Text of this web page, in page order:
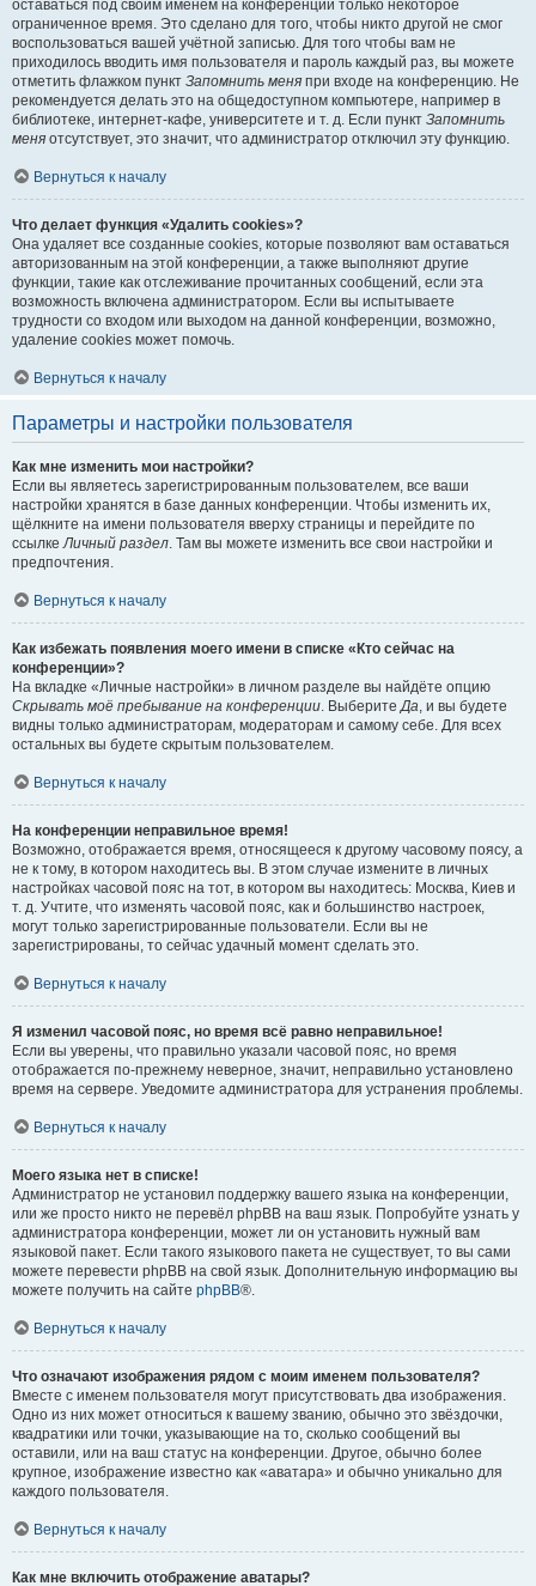
оставаться под своим именем на конференции только некоторое
ограниченное время. Это сделано для того, чтобы никто другой не смог
воспользоваться вашей учётной записью. Для того чтобы вам не
приходилось вводить имя пользователя и пароль каждый раз, вы можете
отметить флажком пункт Запомнить меня при входе на конференцию. Не
рекомендуется делать это на общедоступном компьютере, например в
библиотеке, интернет-кафе, университете и т. д. Если пункт Запомнить
меня отсутствует, это значит, что администратор отключил эту функцию.
Вернуться к началу
Что делает функция «Удалить cookies»?
Она удаляет все созданные cookies, которые позволяют вам оставаться
авторизованным на этой конференции, а также выполняют другие
функции, такие как отслеживание прочитанных сообщений, если эта
возможность включена администратором. Если вы испытываете
трудности со входом или выходом на данной конференции, возможно,
удаление cookies может помочь.
Вернуться к началу
Параметры и настройки пользователя
Как мне изменить мои настройки?
Если вы являетесь зарегистрированным пользователем, все ваши
настройки хранятся в базе данных конференции. Чтобы изменить их,
щёлкните на имени пользователя вверху страницы и перейдите по
ссылкеЛичный раздел. Там вы можете изменить все свои настройки и
предпочтения.
Вернуться к началу
Как избежать появления моего имени в списке «Кто сейчас на
конференции»?
На вкладке «Личные настройки» в личном разделе вы найдёте опцию
Скрывать моё пребывание на конференции. ВыберитеДа, и вы будете
видны только администраторам, модераторам и самому себе. Для всех
остальных вы будете скрытым пользователем.
Вернуться к началу
На конференции неправильное время!
Возможно, отображается время, относящееся к другому часовому поясу, а
не к тому, в котором находитесь вы. В этом случае измените в личных
настройках часовой пояс на тот, в котором вы находитесь: Москва, Киев и
т. д. Учтите, что изменять часовой пояс, как и большинство настроек,
могут только зарегистрированные пользователи. Если вы не
зарегистрированы, то сейчас удачный момент сделать это.
Вернуться к началу
Я изменил часовой пояс, но время всё равно неправильное!
Если вы уверены, что правильно указали часовой пояс, но время
отображается по-прежнему неверное, значит, неправильно установлено
время на сервере. Уведомите администратора для устранения проблемы.
Вернуться к началу
Моего языка нет в списке!
Администратор не установил поддержку вашего языка на конференции,
или же просто никто не перевёл phpBB на ваш язык. Попробуйте узнать у
администратора конференции, может ли он установить нужный вам
языковой пакет. Если такого языкового пакета не существует, то вы сами
можете перевести phpBB на свой язык. Дополнительную информацию вы
можете получить на сайте phpBB®.
Вернуться к началу
Что означают изображения рядом с моим именем пользователя?
Вместе с именем пользователя могут присутствовать два изображения.
Одно из них может относиться к вашему званию, обычно это звёздочки,
квадратики или точки, указывающие на то, сколько сообщений вы
оставили, или на ваш статус на конференции. Другое, обычно более
крупное, изображение известно как «аватара» и обычно уникально для
каждого пользователя.
Вернуться к началу
Как мне включить отображение аватары?